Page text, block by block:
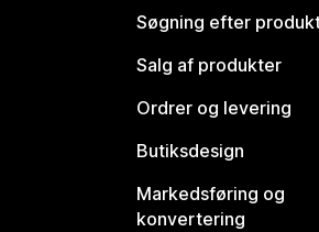
Søgning efter
Salg af produkter
Ordrer og levering
Butiksdesign
Markedsføring og
konvertering